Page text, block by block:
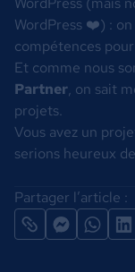
WordPress ❤️) :
compétences
Et comme nous
Partner, on sait
projets.
Vous avez un
serions heureux
Partager l’article :